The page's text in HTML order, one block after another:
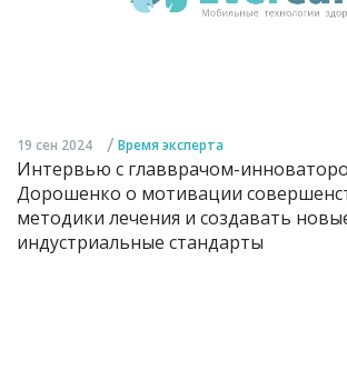
19 сен 2024 / Время эксперта
Интервью с главврачом-
Дорошенко о мотивации
методики лечения и создавать
индустриальные стандарты